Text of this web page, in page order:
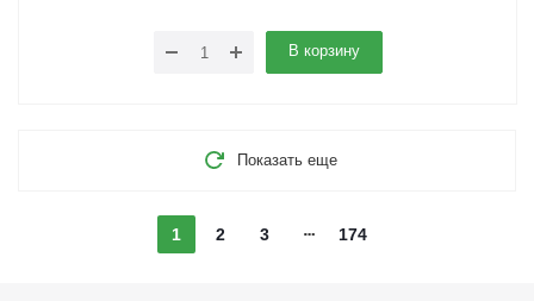
В корзину
Показать еще
1 2 3 174